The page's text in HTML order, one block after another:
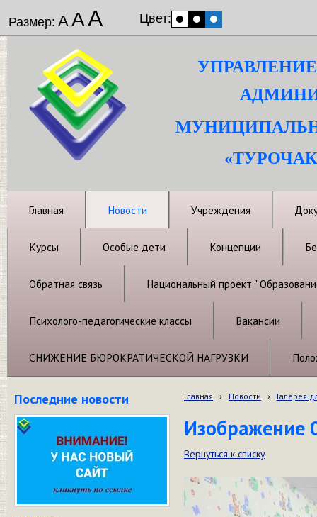
Размер: ААА Цвет:
Главная Новости Учреждения
Курсы Особые дети Концепции
Обратная связь Национальный проект "
Психолого-педагогические классы Вакансии
СНИЖЕНИЕ БЮРОКРАТИЧЕСКОЙ НАГРУЗКИ
Последние новости Главная › Новости › Галерея
Изображение
Вернуться к списку